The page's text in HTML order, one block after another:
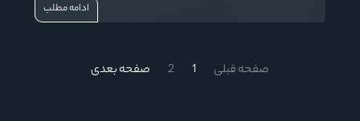
ادامه مطلب
صفحه قبلی 1
2 صفحه بعدی